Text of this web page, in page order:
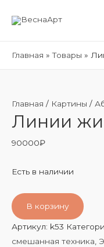
Главная Товары
Главная / Картины /
Линии
90000₽
Есть в наличии
В корзину
Артикул: k53
смешанная техника